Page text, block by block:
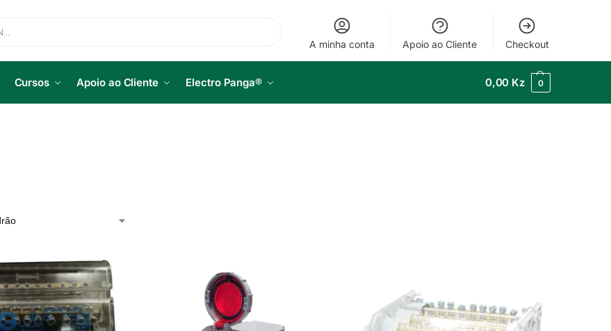
A minha conta Apoio ao Cliente Checkout
Cursos Apoio ao Cliente Electro Panga® 0,00 Kz 0